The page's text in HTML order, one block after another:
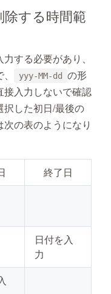
する時間範
する必要があり、
yyy-MM-dd
の形
入力しないで確認
択した初日/最後の
の表のようになり
終了日
日付を入
力